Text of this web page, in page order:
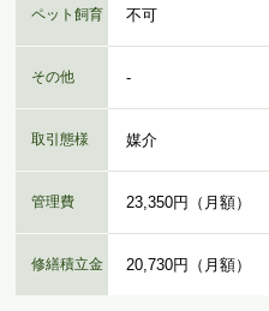
ペット飼育 不可
その他 -
取引態様 媒介
管理費 23,350円（月額）
修繕積立金 20,730円（月額）